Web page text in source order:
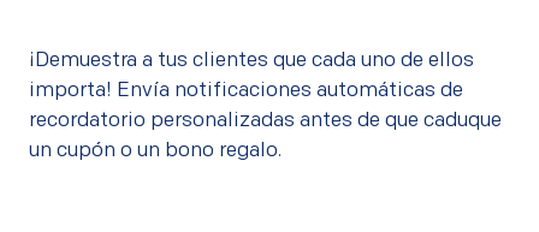
¡Demuestra a tus clientes que cada uno de ellos
importa! Envía notificaciones automáticas de
recordatorio personalizadas antes de que caduque
un cupón o un bono regalo.